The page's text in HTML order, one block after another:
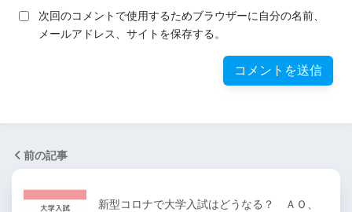
次回のコメントで使用するためブラウザーに自分の名前、
メールアドレス、サイトを保存する。
前の記事
新型コロナで大学入試はどうなる？ ＡＯ、